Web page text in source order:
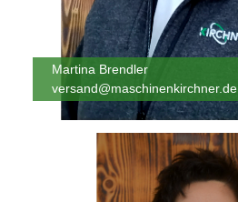
Martina Brendler
versand@maschinenkirchner.de